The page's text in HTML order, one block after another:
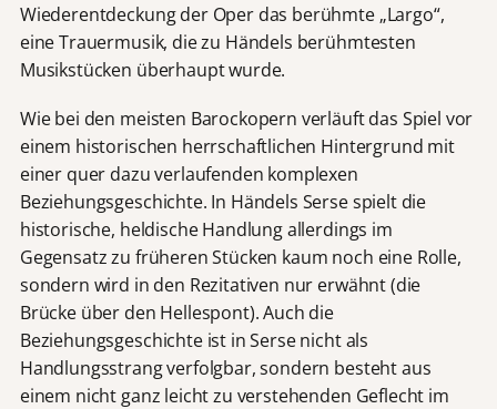
Wiederentdeckung der Oper das berühmte „Largo“,
eine Trauermusik, die zu Händels berühmtesten
Musikstücken überhaupt wurde.
Wie bei den meisten Barockopern verläuft das Spiel vor
einem historischen herrschaftlichen Hintergrund mit
einer quer dazu verlaufenden komplexen
Beziehungsgeschichte. In Händels Serse spielt die
historische, heldische Handlung allerdings im
Gegensatz zu früheren Stücken kaum noch eine Rolle,
sondern wird in den Rezitativen nur erwähnt (die
Brücke über den Hellespont). Auch die
Beziehungsgeschichte ist in Serse nicht als
Handlungsstrang verfolgbar, sondern besteht aus
einem nicht ganz leicht zu verstehenden Geflecht im